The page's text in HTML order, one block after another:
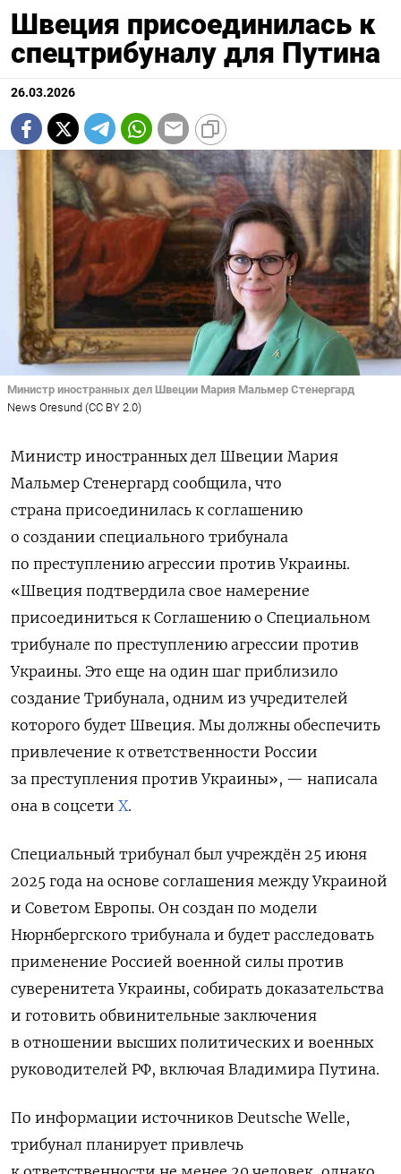
Швеция присоединилась к
спецтрибуналу для Путина
26.03.2026
Министр иностранных дел Швеции Мария Мальмер Стенергард
News Oresund (CC BY 2.0)
Министр иностранных дел Швеции Мария
Мальмер Стенергард сообщила, что
страна присоединилась к соглашению
о создании специального трибунала
по преступлению агрессии против Украины.
«Швеция подтвердила свое намерение
присоединиться к Соглашению о Специальном
трибунале по преступлению агрессии против
Украины. Это еще на один шаг приблизило
создание Трибунала, одним из учредителей
которого будет Швеция. Мы должны обеспечить
привлечение к ответственности России
за преступления против Украины», — написала
она в соцсети X.
Специальный трибунал был учреждён 25 июня
2025 года на основе соглашения между Украиной
и Советом Европы. Он создан по модели
Нюрнбергского трибунала и будет расследовать
применение Россией военной силы против
суверенитета Украины, собирать доказательства
и готовить обвинительные заключения
в отношении высших политических и военных
руководителей РФ, включая Владимира Путина.
По информации источников Deutsche Welle,
трибунал планирует привлечь